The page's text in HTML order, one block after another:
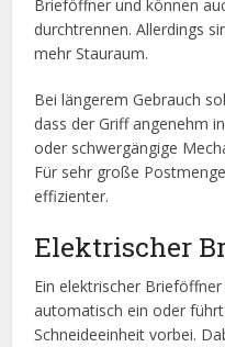
Brieföffner und können
durchtrennen. Allerdings
mehr Stauraum.
Bei längerem Gebrauch
dass der Griff angenehm
oder schwergängige
Für sehr große
effizienter.
Elektrischer
Ein elektrischer
automatisch ein oder
Schneideeinheit vorbei.